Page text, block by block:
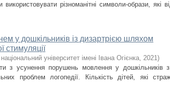
різноманітні символи-образи, які
у дошкільників із дизартрією шляхом
стимуляції
університет імені Івана Огієнка, 2021)
з усунення порушень мовлення у дошкільників з
проблем логопедії. Кількість дітей, які